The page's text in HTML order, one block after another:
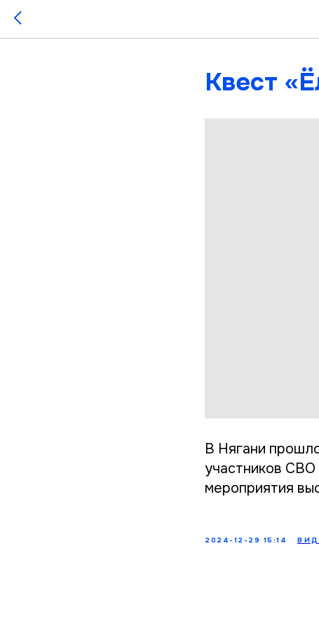
Квест
В Нягани
участников СВО
мероприятия
2024-12-29 15:14